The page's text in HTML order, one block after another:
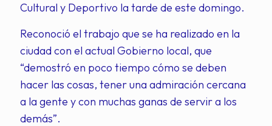
Cultural y Deportivo la tarde de este domingo.
Reconoció el trabajo que se ha realizado en la
ciudad con el actual Gobierno local, que
“demostró en poco tiempo cómo se deben
hacer las cosas, tener una admiración cercana
a la gente y con muchas ganas de servir a los
demás”.